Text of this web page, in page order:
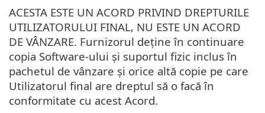
ACESTA ESTE UN ACORD PRIVIND DREPTURILE
UTILIZATORULUI FINAL, NU ESTE UN ACORD
DE VÂNZARE. Furnizorul deține în continuare
copia Software-ului și suportul fizic inclus în
pachetul de vânzare și orice altă copie pe care
Utilizatorul final are dreptul să o facă în
conformitate cu acest Acord.